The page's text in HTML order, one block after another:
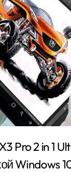
Windows